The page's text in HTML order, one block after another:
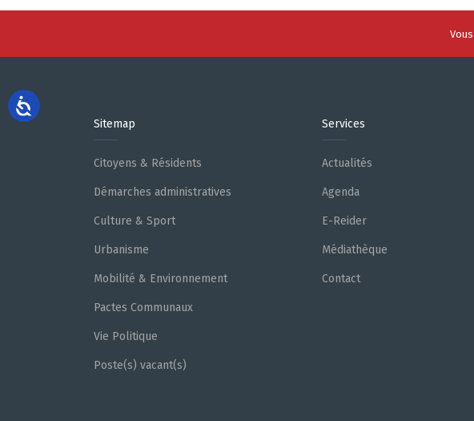
Sitemap
Citoyens & Résidents
Démarches administratives
Culture & Sport
Urbanisme
Mobilité & Environnement
Pactes Communaux
Vie Politique
Poste(s) vacant(s)
Services
Actualités
Agenda
E-Reider
Médiathèque
Contact